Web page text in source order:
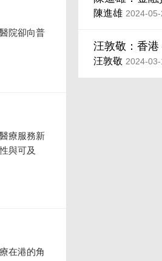
陳進雄 2024-
汪敦敬：香
汪敦敬 2024-03-
院卻向普
療服務新
與可及
在港的角